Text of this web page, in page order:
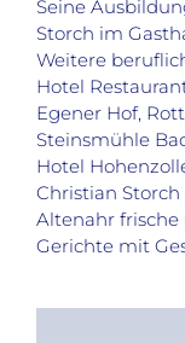
Seine
Storch im
Weitere
Hotel
Egener Hof,
Steinsmühle
Hotel
Christian Storch
Altenahr
Gerichte mit